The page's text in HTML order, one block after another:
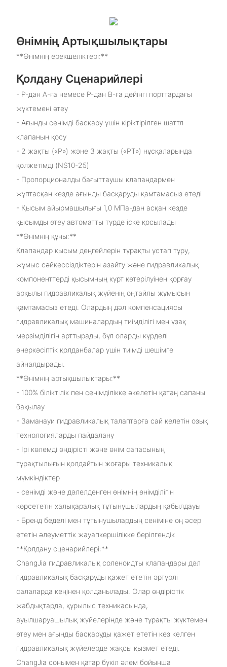
Өнімнің Артықшылықтары
**Өнімнің ерекшеліктері:**
Қолдану Сценарийлері
- P-дан A-ға немесе P-дан B-ға дейінгі порттардағы
жүктемені өтеу
- Ағынды сенімді басқару үшін кіріктірілген шаттл
клапанын қосу
- 2 жақты («P») және 3 жақты («PT») нұсқаларында
қолжетімді (NS10-25)
- Пропорционалды бағыттаушы клапандармен
жұптасқан кезде ағынды басқаруды қамтамасыз етеді
- Қысым айырмашылығы 1,0 МПа-дан асқан кезде
қысымды өтеу автоматты түрде іске қосылады
**Өнімнің құны:**
Клапандар қысым деңгейлерін тұрақты ұстап тұру,
жұмыс сәйкессіздіктерін азайту және гидравликалық
компоненттерді қысымның күрт көтерілуінен қорғау
арқылы гидравликалық жүйенің оңтайлы жұмысын
қамтамасыз етеді. Олардың дәл компенсациясы
гидравликалық машиналардың тиімділігі мен ұзақ
мерзімділігін арттырады, бұл оларды күрделі
өнеркәсіптік қолданбалар үшін тиімді шешімге
айналдырады.
**Өнімнің артықшылықтары:**
- 100% біліктілік пен сенімділікке әкелетін қатаң сапаны
бақылау
- Заманауи гидравликалық талаптарға сай келетін озық
технологияларды пайдалану
- Ірі көлемді өндірісті және өнім сапасының
тұрақтылығын қолдайтын жоғары техникалық
мүмкіндіктер
- сенімді және дәлелденген өнімнің өнімділігін
көрсететін халықаралық тұтынушылардың қабылдауы
- Бренд беделі мен тұтынушылардың сеніміне оң әсер
ететін әлеуметтік жауапкершілікке берілгендік
**Қолдану сценарийлері:**
ChangJia гидравликалық соленоидты клапандары дәл
гидравликалық басқаруды қажет ететін әртүрлі
салаларда кеңінен қолданылады. Олар өндірістік
жабдықтарда, құрылыс техникасында,
ауылшаруашылық жүйелерінде және тұрақты жүктемені
өтеу мен ағынды басқаруды қажет ететін кез келген
гидравликалық жүйелерде жақсы қызмет етеді.
ChangJia сонымен қатар бүкіл әлем бойынша